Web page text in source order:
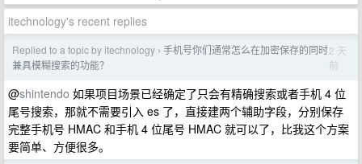
itechnology's recent replies
Replied to a topic by itechnology › 手机号你们通常怎么在加密保存的同时
兼具模糊搜索的功能？
2 天
前
@shintendo 如果项目场景已经确定了只会有精确搜索或者手机 4 位
尾号搜索，那就不需要引入 es 了，直接建两个辅助字段，分别保存
完整手机号 HMAC 和手机 4 位尾号 HMAC 就可以了，比我这个方案
要简单、方便很多。